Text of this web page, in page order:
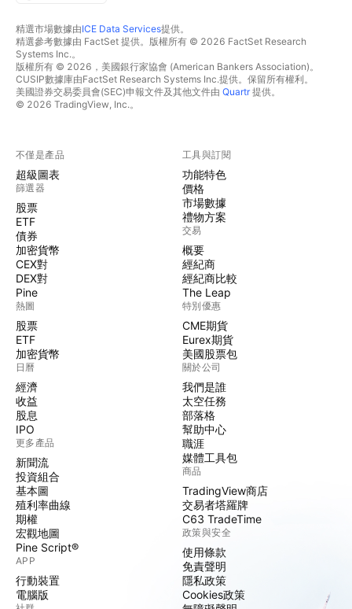
精選市場數據由ICE Data Services提供。
精選參考數據由 FactSet 提供。版權所有 © 2026 FactSet Research
Systems Inc.。
版權所有 © 2026，美國銀行家協會 (American Bankers Association)。
CUSIP數據庫由FactSet Research Systems Inc.提供。保留所有權利。
美國證券交易委員會(SEC)申報文件及其他文件由 Quartr提供。
© 2026 TradingView, Inc.。
不僅是產品
超級圖表
篩選器
股票
ETF
債券
加密貨幣
CEX對
DEX對
Pine
熱圖
股票
ETF
加密貨幣
日曆
經濟
收益
股息
IPO
更多產品
新聞流
投資組合
基本圖
殖利率曲線
期權
宏觀地圖
Pine Script®
APP
行動裝置
電腦版
工具與訂閱
功能特色
價格
市場數據
禮物方案
交易
概要
經紀商
經紀商比較
The Leap
特別優惠
CME期貨
Eurex期貨
美國股票包
關於公司
我們是誰
太空任務
部落格
幫助中心
職涯
媒體工具包
商品
TradingView商店
交易者塔羅牌
C63 TradeTime
政策與安全
使用條款
免責聲明
隱私政策
Cookies政策